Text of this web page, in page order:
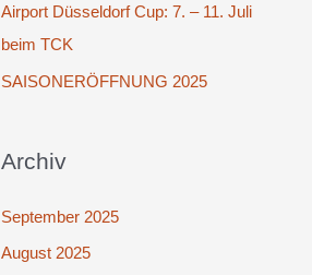
Airport Düsseldorf Cup: 7. – 11. Juli
beim TCK
SAISONERÖFFNUNG 2025
Archiv
September 2025
August 2025